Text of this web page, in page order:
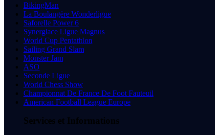
BikingMan
La Boulangère Wonderligue
Saforelle Power 6
Synerglace Ligue Magnus
World Cup Pentathlon
Sailing Grand Slam
Monster Jam
ASO
Seconde Ligue
World Chess Show
Championnat De France De Foot Fauteuil
American Football League Europe
Services et Informations